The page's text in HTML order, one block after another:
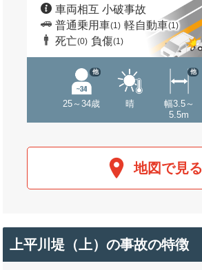
車両相互 小破事故
普通乗用車(1) 軽自動車(1)
死亡(0) 負傷(1)
25～34歳
他
晴
幅3.5～
5.5m
他
地図で見る
上平川堤（上）の事故の特徴